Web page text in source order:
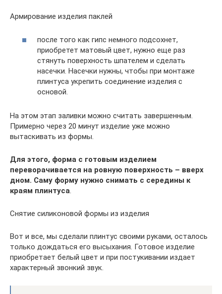
Армирование изделия паклей
после того как гипс немного подсохнет,
приобретет матовый цвет, нужно еще раз
стянуть поверхность шпателем и сделать
насечки. Насечки нужны, чтобы при монтаже
плинтуса укрепить соединение изделия с
основой.
На этом этап заливки можно считать завершенным.
Примерно через 20 минут изделие уже можно
вытаскивать из формы.
Для этого, форма с готовым изделием
переворачивается на ровную поверхность – вверх
дном. Саму форму нужно снимать с середины к
краям плинтуса
Снятие силиконовой формы из изделия
Вот и все, мы сделали плинтус своими руками, осталось
только дождаться его высыхания. Готовое изделие
приобретает белый цвет и при постукивании издает
характерный звонкий звук.